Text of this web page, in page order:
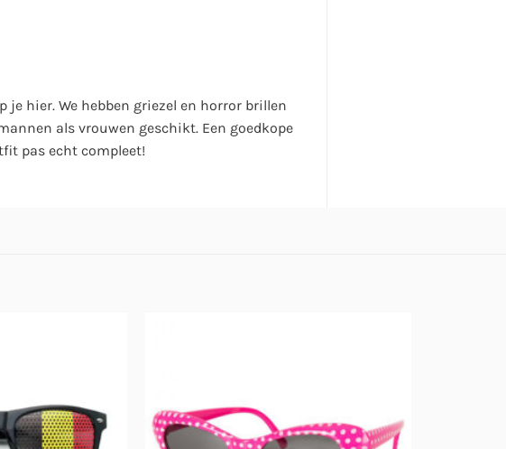
je hier. We hebben griezel en horror brillen
als vrouwen geschikt. Een goedkope
pas echt compleet!